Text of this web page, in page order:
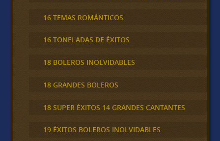
16 TEMAS ROMÁNTICOS
16 TONELADAS DE ÉXITOS
18 BOLEROS INOLVIDABLES
18 GRANDES BOLEROS
18 SUPER ÉXITOS 14 GRANDES CANTANTES
19 ÉXITOS BOLEROS INOLVIDABLES